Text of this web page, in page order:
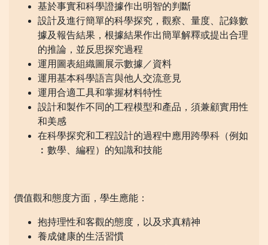
基於事實和科學證據作出明智的判斷
設計及進行簡單的科學探究，觀察、量度、記錄數
據及報告結果，根據結果作出簡單解釋或提出合理
的推論，並反思探究過程
運用圖表組織圖展示數據／資料
運用基本科學語言與他人交流意見
運用合適工具和掌握材料特性
設計和製作不同的工程模型和產品，須兼顧實用性
和美感
在科學探究和工程設計的過程中應用跨學科（例如
︰數學、編程）的知識和技能
價值觀和態度方面，學生應能：
抱持理性和客觀的態度，以及求真精神
養成健康的生活習慣